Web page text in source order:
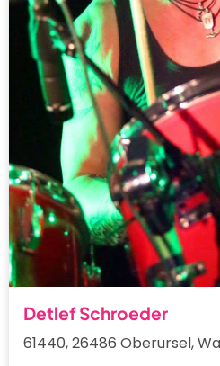
Detlef Schroeder
61440, 26486